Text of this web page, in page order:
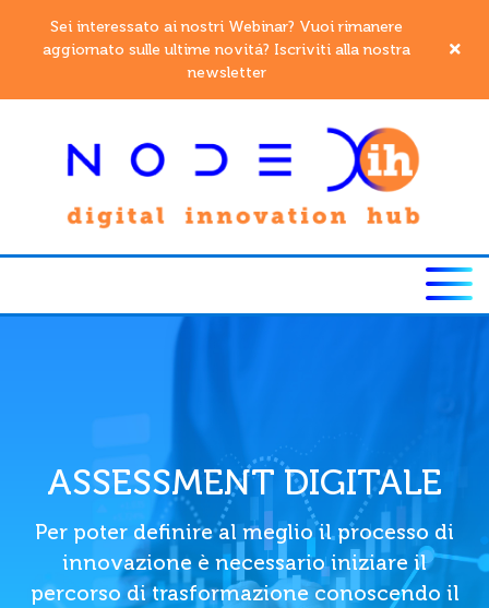
Sei interessato ai nostri Webinar? Vuoi rimanere
aggiornato sulle ultime novitá? Iscriviti alla nostra
newsletter
ASSESSMENT DIGITALE
Per poter definire al meglio il processo di
innovazione è necessario iniziare il
percorso di trasformazione conoscendo il